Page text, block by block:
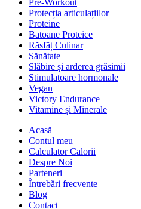
Protecția articulațiilor
Proteine
Batoane Proteice
Răsfăț Culinar
Sănătate
Slăbire și arderea grăsimii
Stimulatoare hormonale
Vegan
Victory Endurance
Vitamine și Minerale
Acasă
Contul meu
Calculator Calorii
Despre Noi
Parteneri
Întrebări frecvente
Blog
Contact